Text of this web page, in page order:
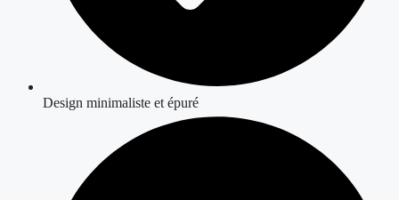
Design minimaliste et épuré